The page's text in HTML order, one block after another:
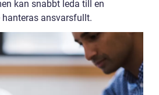
kan snabbt leda till en
ansvarsfullt.